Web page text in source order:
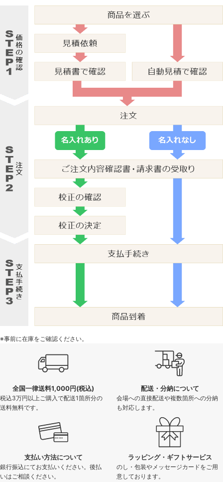
※事前に在庫をご確認ください。
全国一律送料1,000円(税込)
税込3万円以上ご購入で配送1箇所分の
送料無料です。
配送・分納について
会場への直接配送や複数箇所への分納
も対応します。
支払い方法について
銀行振込にてお支払いください。後払
いはご相談ください。
ラッピング・ギフトサービス
のし・包装やメッセージカードをご用
意しております。